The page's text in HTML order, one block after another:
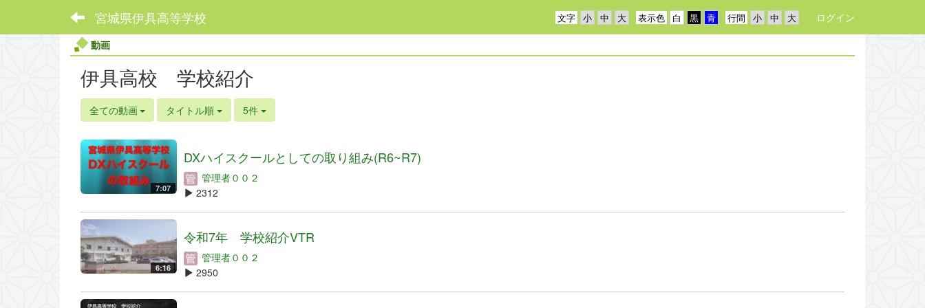
宮城県伊具高等学校 行間
表示色
文字
ログイン
動画
伊具高校 学校紹介
全ての動画 タイトル順 5件
7:07
DXハイスクールとしての取り組み(R6~R7)
管理者００２
2312
6:16
令和7年 学校紹介VTR
管理者００２
2950